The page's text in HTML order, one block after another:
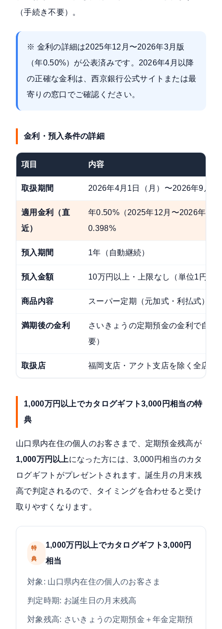
（手続き不要）。
※ 金利の詳細は2025年12月〜2026年3月版
（年0.50%）が公表済みです。2026年4月以降
の正確な金利は、 西京銀行公式サイト または最
寄りの窓口でご確認ください。
金利・預入条件の詳細
項目 内容
取扱期間 2026年4月1日（月）〜2026年9月
適用金利（直
近）
年0.50%（2025年12月〜2026年3月
0.398%
預入期間 1年（自動継続）
預入金額 10万円以上・上限なし（単位1円）
商品内容 スーパー定期（元加式・利払式）
満期後の金利
さいきょうの定期預金の金利で自動
要）
取扱店 福岡支店・アクト支店を除く全店舗
1,000万円以上でカタログギフト3,000円相当の特
典
山口県内在住の個人のお客さまで、定期預金残高が
1,000万円以上になった方には、3,000円相当のカタ
ログギフトがプレゼントされます。誕生月の月末残
高で判定されるので、タイミングを合わせると受け
取りやすくなります。
特
典
1,000万円以上でカタログギフト3,000円
相当
対象: 山口県内在住の個人のお客さま
判定時期: お誕生日の月末残高
対象残高: さいきょうの定期預金＋年金定期預